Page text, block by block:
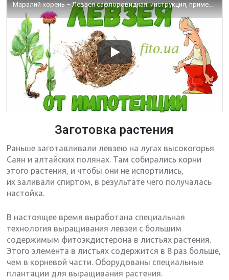
Маралий корень – Левзея сафлоровидная: инструкция, применение, приготовление
Заготовка растения
Раньше заготавливали левзею на лугах высокогорья
Саян и алтайских полянах. Там собирались корни
этого растения, и чтобы они не испортились,
их заливали спиртом, в результате чего получалась
настойка.
В настоящее время выработана специальная
технология выращивания левзеи с большим
содержимым фитоэкдистерона в листьях растения.
Этого элемента в листьях содержится в 8 раз больше,
чем в корневой части. Оборудованы специальные
плантации для выращивания растения.